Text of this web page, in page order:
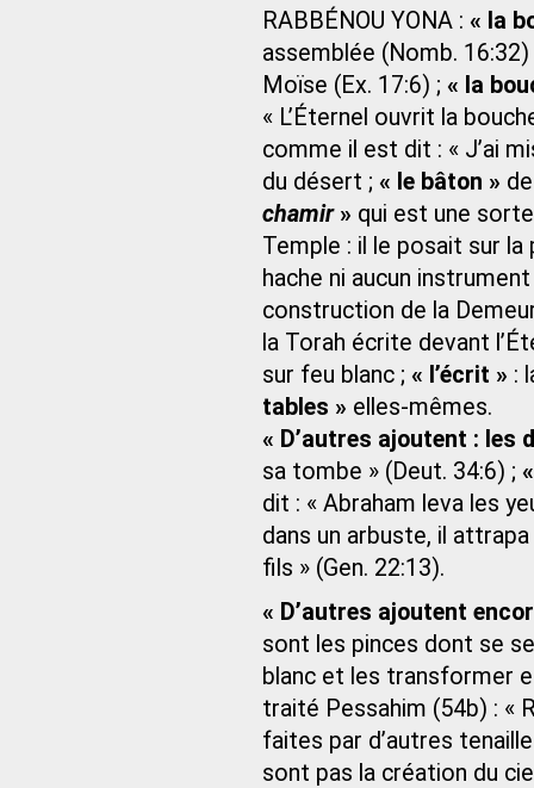
RABBÉNOU YONA : « la
assemblée (Nomb.
Moïse (Ex. 17:6) ; « la
« L’Éternel ouvrit la
comme il est dit : « J’ai
du désert ; « le bâton »
chamir» qui est une
Temple : il le posait sur
hache ni aucun
construction de la
la Torah écrite devant
sur feu blanc ; « l’écrit » :
tables » elles-mêmes.
« D’autres ajoutent : les
sa tombe » (Deut. 34:6) ;
dit : « Abraham leva les
dans un arbuste, il
fils » (Gen. 22:13).
« D’autres ajoutent
sont les pinces dont se
blanc et les transformer
traité Pessahim (54b) : «
faites par d’autres
sont pas la création du